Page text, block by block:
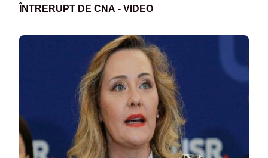
ÎNTRERUPT DE CNA - VIDEO